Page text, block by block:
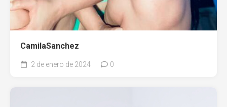
CamilaSanchez
2 de enero de 2024 0